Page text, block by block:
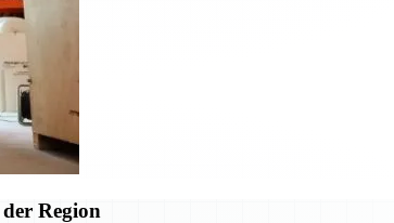
Region